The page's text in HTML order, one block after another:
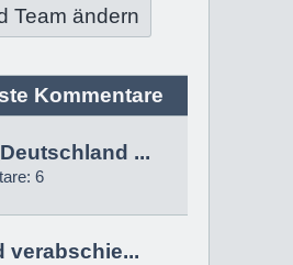
Team ändern
Kommentare
...
6
verabschie...